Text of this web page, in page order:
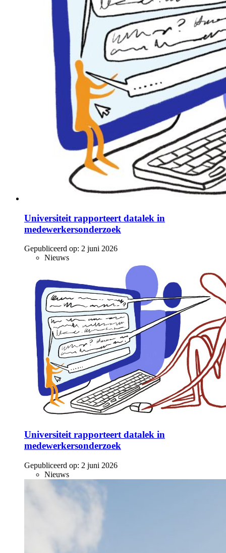
Universiteit rapporteert datalek in
medewerkersonderzoek
Gepubliceerd op: 2 juni 2026
Nieuws
Universiteit rapporteert datalek in
medewerkersonderzoek
Gepubliceerd op: 2 juni 2026
Nieuws